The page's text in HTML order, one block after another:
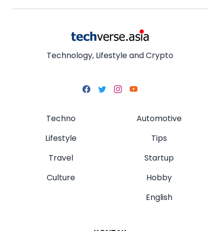
Technology, Lifestyle and Crypto
Techno
Lifestyle
Travel
Culture
Automotive
Tips
Startup
Hobby
English